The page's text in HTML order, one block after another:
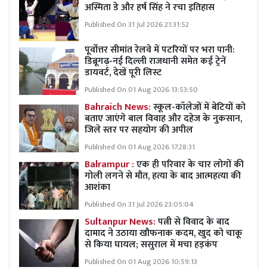
अस्मिता डे और हर्ष सिंह ने रचा इतिहास
Published On 31 Jul 2026 21:31:52
पूर्वोत्तर सीमांत रेलवे में पटरियों पर भरा पानी:
डिब्रूगढ़-नई दिल्ली राजधानी समेत कई ट्रेनें
डायवर्ट, देखें पूरी लिस्ट
Published On 01 Aug 2026 13:53:50
Bahraich News:स्कूल-कॉलेजों में बेटियों को
बताए जाएंगे बाल विवाह और दहेज के नुकसान,
जिले स्तर पर सहयोग की अपील
Published On 01 Aug 2026 17:28:31
Balrampur :एक ही परिवार के चार लोगों की
गोली लगने से मौत, हत्या के बाद आत्महत्या की
आशंका
Published On 31 Jul 2026 23:05:04
Sultanpur News:पत्नी से विवाद के बाद
दामाद ने उठाया खौफनाक कदम, खुद को चाकू
से किया घायल; ससुराल में मचा हड़कंप
Published On 01 Aug 2026 10:59:13